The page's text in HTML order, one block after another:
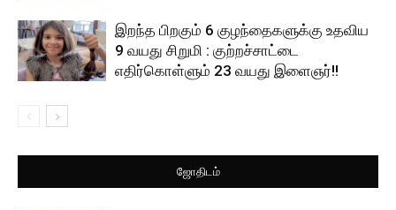
இறந்த பிறகும் 6 குழந்தைகளுக்கு உதவிய
9 வயது சிறுமி : குற்றச்சாட்டை
எதிர்கொள்ளும் 23 வயது இளைஞர்!!
ஜோதிடம்